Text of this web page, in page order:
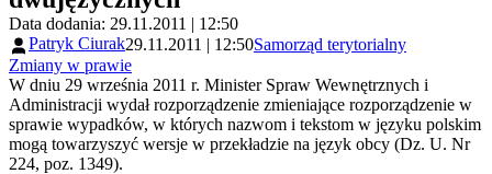
Data dodania: 29.11.2011 | 12:50
Patryk Ciurak29.11.2011 | 12:50Samorząd terytorialny
Zmiany w prawie
W dniu 29 września 2011 r. Minister Spraw Wewnętrznych i
Administracji wydał rozporządzenie zmieniające rozporządzenie w
sprawie wypadków, w których nazwom i tekstom w języku polskim
mogą towarzyszyć wersje w przekładzie na język obcy (Dz. U. Nr
224, poz. 1349).